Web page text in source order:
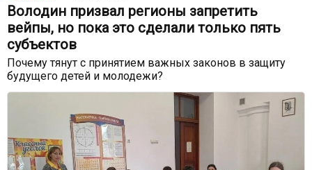
Володин призвал регионы запретить
вейпы, но пока это сделали только пять
субъектов
Почему тянут с принятием важных законов в защиту
будущего детей и молодежи?